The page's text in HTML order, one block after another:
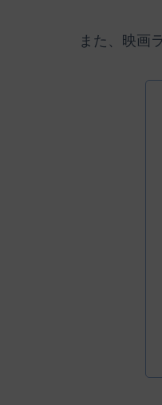
また、映画